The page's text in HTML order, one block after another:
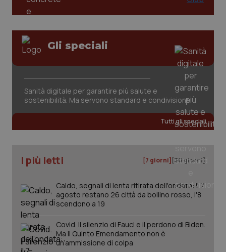
Gli speciali
Sanità digitale per garantire più salute e
sostenibilità. Ma servono standard e condivisione
Tutti gli speciali
I più letti [7 giorni] [30 giorni]
Caldo, segnali di lenta ritirata dell'ondata: il 7
agosto restano 26 città da bollino rosso, l'8
scendono a 19
Covid. Il silenzio di Fauci e il perdono di Biden.
Ma il Quinto Emendamento non è
un’ammissione di colpa
tracking-sites-ironfish-
www.quotidianosanita.it
2
_ga
Google LLC
.quotidianosanita.it